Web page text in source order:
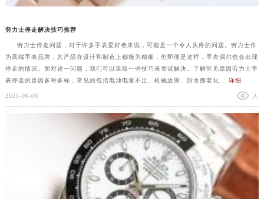
劳力士停走解决技巧推荐
劳力士停走问题，对于许多手表爱好者来说，可能是一个令人头疼的问题。劳力士作
为高端手表品牌，其产品在设计和制造上都极为精细，但即便是这样，手表偶尔也会出现
停走的情况。面对这一问题，我们可以采取一些技巧来尝试解决。了解常见原因劳力士手
表停走的原因多种多样，常见的包括电池电量不足、机械故障、防水圈老化... 详细
2025-06-06 人